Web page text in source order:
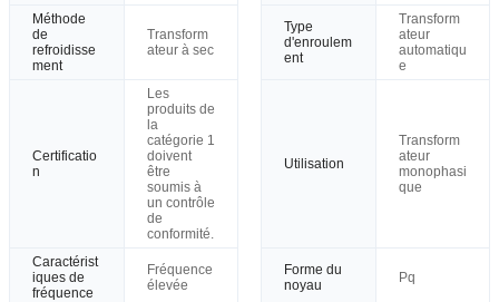
Méthode
de
refroidisse
ment
Transform
ateur à sec
Type
d'enroulem
ent
Transform
ateur
automatiqu
e
Certificatio
n
Les
produits de
la
catégorie 1
doivent
être
soumis à
un contrôle
de
conformité.
Utilisation
Transform
ateur
monophasi
que
Caractérist
iques de
fréquence
Fréquence
élevée
Forme du
noyau
Pq